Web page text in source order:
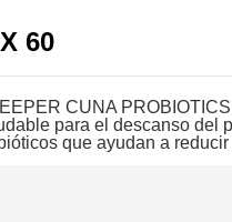
60
CUNA
para el descanso del
que ayudan a